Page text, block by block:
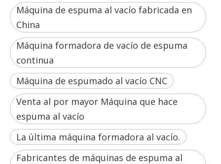
Máquina de espuma al vacío fabricada en
China
Máquina formadora de vacío de espuma
continua
Máquina de espumado al vacío CNC
Venta al por mayor Máquina que hace
espuma al vacío
La última máquina formadora al vacío.
Fabricantes de máquinas de espuma al